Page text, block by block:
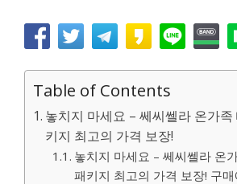
Table of Contents
놓치지 마세요 – 쎄씨쎌라 온가족
키지 최고의 가격 보장!
놓치지 마세요 – 쎄씨쎌라 온
패키지 최고의 가격 보장! 구